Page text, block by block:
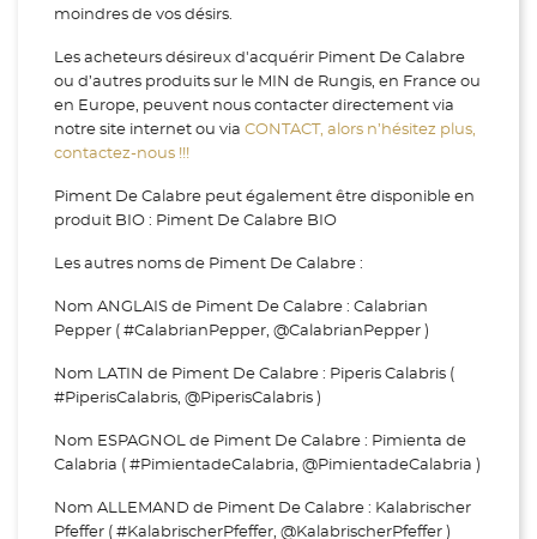
moindres de vos désirs.
Les acheteurs désireux d'acquérir Piment De Calabre
ou d’autres produits sur le MIN de Rungis, en France ou
en Europe, peuvent nous contacter directement via
notre site internet ou via CONTACT, alors n’hésitez plus,
contactez-nous !!!
Piment De Calabre peut également être disponible en
produit BIO : Piment De Calabre BIO
Les autres noms de Piment De Calabre :
Nom ANGLAIS de Piment De Calabre : Calabrian
Pepper ( #CalabrianPepper, @CalabrianPepper )
Nom LATIN de Piment De Calabre : Piperis Calabris (
#PiperisCalabris, @PiperisCalabris )
Nom ESPAGNOL de Piment De Calabre : Pimienta de
Calabria ( #PimientadeCalabria, @PimientadeCalabria )
Nom ALLEMAND de Piment De Calabre : Kalabrischer
Pfeffer ( #KalabrischerPfeffer, @KalabrischerPfeffer )